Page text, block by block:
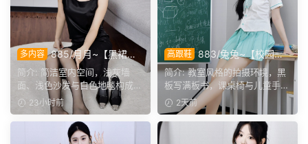
多内容 885/月月~【黑裙履
影】黑裙黑薄袜衬高跟，穿脱
鞋袜与瑜伽剧情完整呈现。
简介: 简洁室内空间，浅灰墙
面、浅色沙发与白色地毯构成干
净背景，地面预留充足活...
23小时前
高跟鞋 883/兔兔~【校园清
欢】黑板课桌椅为伴，水手服
演绎烂漫青春光景。
简介: 教室风格的拍摄环境，黑
板写满板书，课桌椅与儿童手绘
作品烘托校园氛围。兔...
2天前